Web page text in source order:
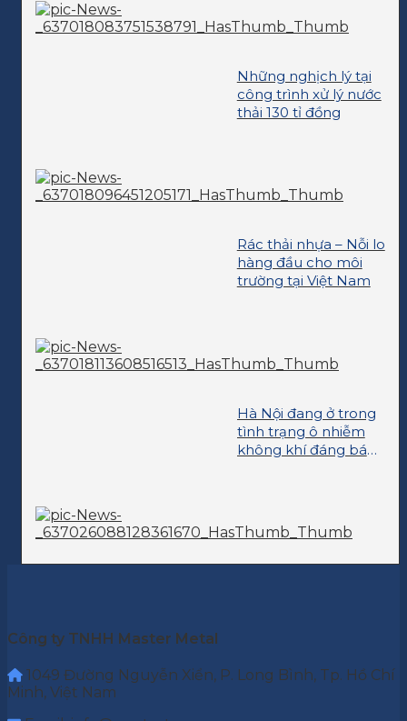
Những nghịch lý tại
công trình xử lý nước
thải 130 tỉ đồng
Rác thải nhựa – Nỗi lo
hàng đầu cho môi
trường tại Việt Nam
Hà Nội đang ở trong
tình trạng ô nhiễm
không khí đáng báo
Công ty TNHH Master Metal
1049 Đường Nguyễn Xiển, P. Long Bình, Tp. Hồ Chí
Minh, Việt Nam